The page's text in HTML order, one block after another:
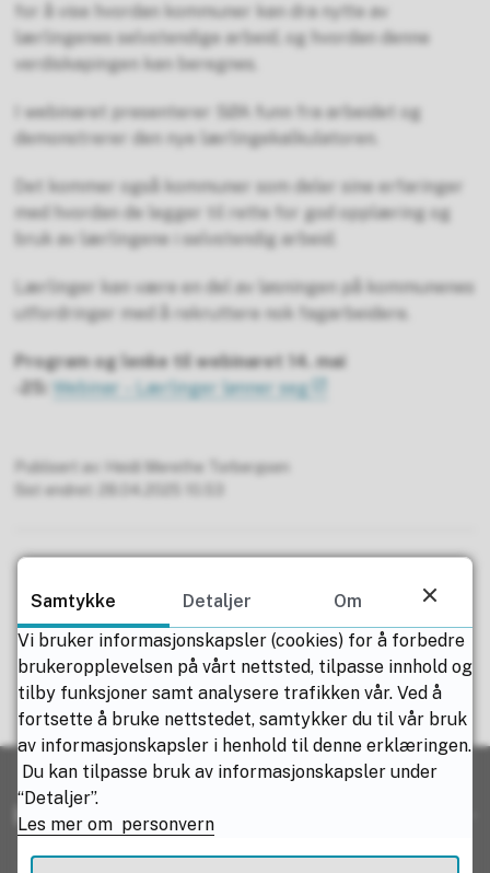
for å vise hvordan kommuner kan dra nytte av
lærlingenes selvstendige arbeid, og hvordan denne
verdiskapingen kan beregnes.
I webinaret presenterer SØA funn fra arbeidet og
demonstrerer den nye lærlingekalkulatoren.
Det kommer også kommuner som deler sine erfaringer
med hvordan de legger til rette for god opplæring og
bruk av lærlingene i selvstendig arbeid.
Lærlinger kan være en del av løsningen på kommunenes
utfordringer med å rekruttere nok fagarbeidere.
Program og lenke til webinaret 14. mai
-25: Webinar Lærlinger lønner seg
Publisert av
Heidi Merethe Torbergsen
Sist endret
Fant du det du lette etter?
Ja Nei
Kontaktinformasjon
Samtykke Detaljer
Om
Vi bruker informasjonskapsler (cookies) for å forbedre
brukeropplevelsen på vårt nettsted, tilpasse innhold og
tilby funksjoner samt analysere trafikken vår. Ved å
fortsette å bruke nettstedet, samtykker du til vår bruk
av informasjonskapsler i henhold til denne erklæringen.
Du kan tilpasse bruk av informasjonskapsler under
“Detaljer”.
Les mer om personvern